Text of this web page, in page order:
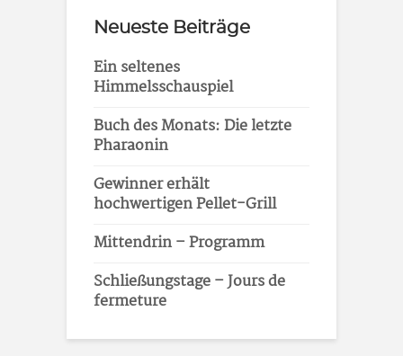
Neueste Beiträge
Ein seltenes
Himmelsschauspiel
Buch des Monats: Die letzte
Pharaonin
Gewinner erhält
hochwertigen Pellet-Grill
Mittendrin – Programm
Schließungstage – Jours de
fermeture